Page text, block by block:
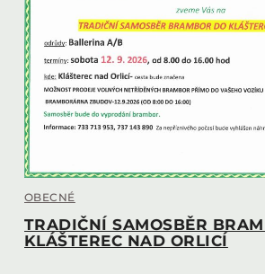
OBECNÉ
TRADIČNÍ SAMOSBĚR
KLÁŠTEREC NAD ORLICÍ